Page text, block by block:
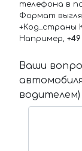
телефона в
Формат
+Код_страны
Например,
Ваши
водителем)